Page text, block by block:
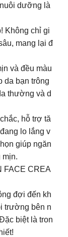
dưỡng là
Không chỉ gi
mang lại đ
và đều màu
da bạn trông
thường và d
hỗ trợ tă
lo lắng v
giúp ngăn
mịn.
FACE CREA
đợi đến kh
trường bên n
biệt là tron